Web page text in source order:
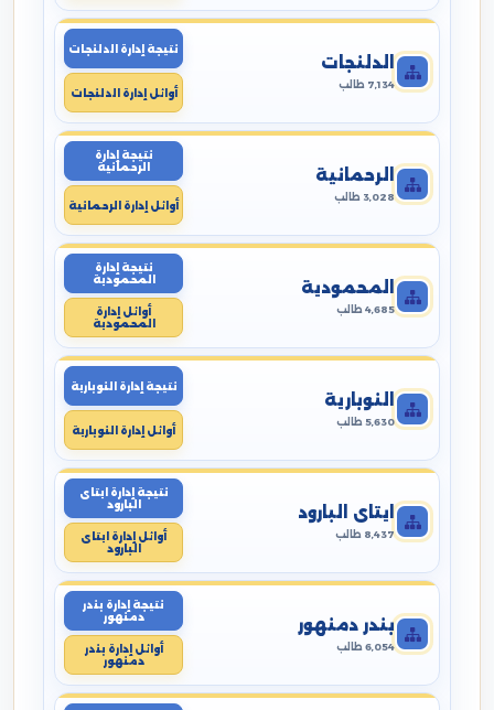
الدلنجات
7,134 طالب
نتيجة إدارة الدلنجات
أوائل إدارة الدلنجات
الرحمانية
3,028 طالب
نتيجة إدارة
الرحمانية
أوائل إدارة الرحمانية
المحمودية
4,685 طالب
نتيجة إدارة
المحمودية
أوائل إدارة
المحمودية
النوبارية
5,630 طالب
نتيجة إدارة النوبارية
أوائل إدارة النوبارية
ايتاى البارود
8,437 طالب
نتيجة إدارة ايتاى
البارود
أوائل إدارة ايتاى
البارود
بندر دمنهور
6,054 طالب
نتيجة إدارة بندر
دمنهور
أوائل إدارة بندر
دمنهور